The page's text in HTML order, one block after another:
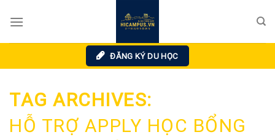
ĐĂNG KÝ DU HỌC
TAG ARCHIVES:
HỖ TRỢ APPLY HỌC BỔNG